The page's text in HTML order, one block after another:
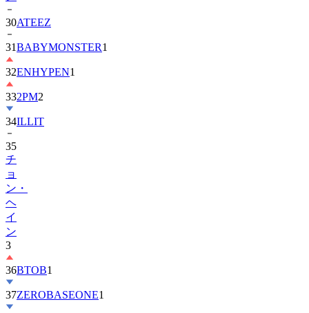
30ATEEZ
31BABYMONSTER1
32ENHYPEN1
332PM2
34ILLIT
35
チ
ョ
ン・
ヘ
イ
ン
3
36BTOB1
37ZEROBASEONE1